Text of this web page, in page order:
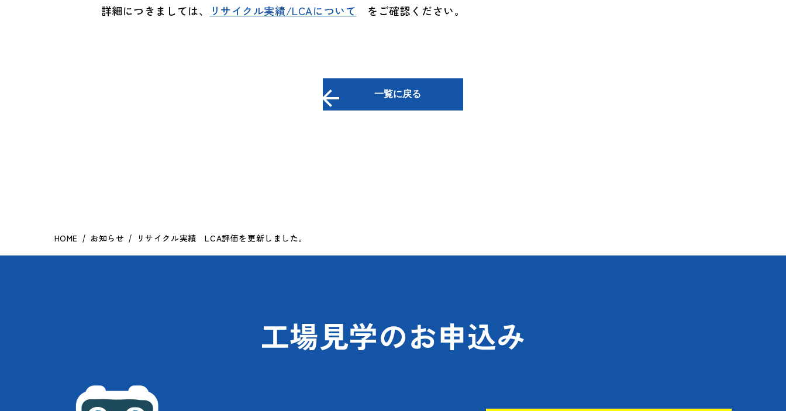
詳細につきましては、
リサイクル実績/LCAについて をご確認ください。
一覧に戻る
HOME お知らせ リサイクル実績 LCA評価を更新しました。
工場見学のお申込み